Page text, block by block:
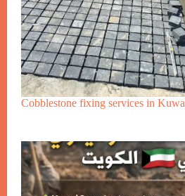
Cobblestone fixing services in